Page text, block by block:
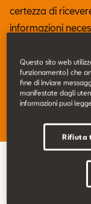
Contatti
Configuratore
certezza di
informazioni
tutte le tue
dalla migliore
Questo sito web
funzionamento) che
fine di inviare
manifestate dagli
informazioni puoi
Rifiuta